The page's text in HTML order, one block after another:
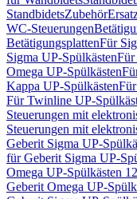
StandbidetsZubehör
WC-Steuerungen
BetätigungsplattenFür
Sigma UP-SpülkästenFür
Omega UP-Spülkästen
Kappa UP-Spülkästen
Für Twinline UP-
Steuerungen mit
Steuerungen mit
Geberit Sigma UP-
für Geberit Sigma UP-
Omega UP-Spülkästen
Geberit Omega UP-